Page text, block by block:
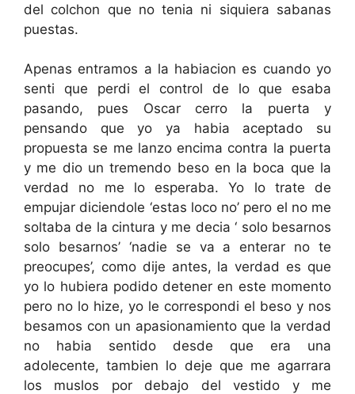
del colchon que no tenia ni siquiera sabanas
puestas.
Apenas entramos a la habiacion es cuando yo
senti que perdi el control de lo que esaba
pasando, pues Oscar cerro la puerta y
pensando que yo ya habia aceptado su
propuesta se me lanzo encima contra la puerta
y me dio un tremendo beso en la boca que la
verdad no me lo esperaba. Yo lo trate de
empujar diciendole ‘estas loco no’ pero el no me
soltaba de la cintura y me decia ‘ solo besarnos
solo besarnos’ ‘nadie se va a enterar no te
preocupes’, como dije antes, la verdad es que
yo lo hubiera podido detener en este momento
pero no lo hize, yo le correspondi el beso y nos
besamos con un apasionamiento que la verdad
no habia sentido desde que era una
adolecente, tambien lo deje que me agarrara
los muslos por debajo del vestido y me